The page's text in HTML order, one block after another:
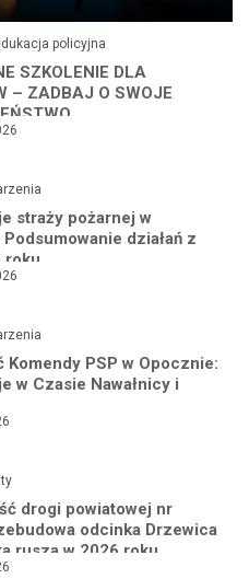
policyjna
SZKOLENIE DLA
– ZADBAJ O SWOJE
straży pożarnej w
działań z
roku
Komendy PSP w Opocznie:
w Czasie Nawałnicy i
drogi powiatowej nr
odcinka Drzewica
rusza w 2026 roku